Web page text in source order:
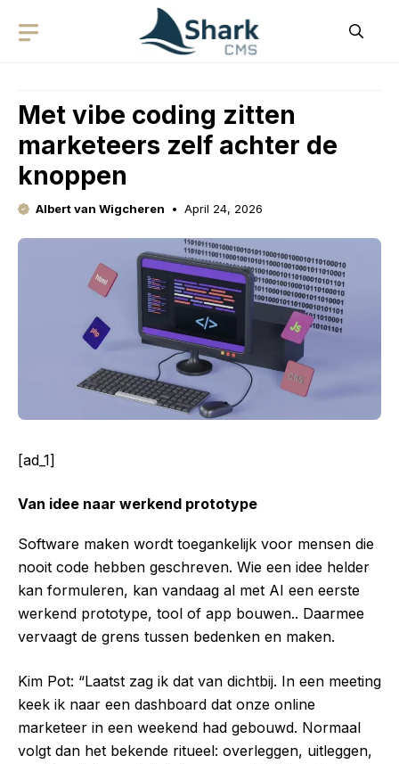
Met vibe coding zitten
marketeers zelf achter de
knoppen
Albert van Wigcheren April 24, 2026
[ad_1]
Van idee naar werkend prototype
Software maken wordt toegankelijk voor mensen die
nooit code hebben geschreven. Wie een idee helder
kan formuleren, kan vandaag al met AI een eerste
werkend prototype, tool of app bouwen.. Daarmee
vervaagt de grens tussen bedenken en maken.
Kim Pot: “Laatst zag ik dat van dichtbij. In een meeting
keek ik naar een dashboard dat onze online
marketeer in een weekend had gebouwd. Normaal
volgt dan het bekende ritueel: overleggen, uitleggen,